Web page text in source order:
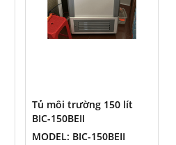
Tủ môi trường 150 lít
BIC-150BEII
MODEL: BIC-150BEII